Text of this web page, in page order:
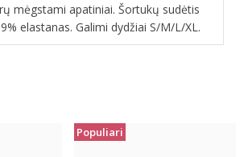
mėgstami apatiniai. Šortukų sudėtis
elastanas. Galimi dydžiai S/M/L/XL.
Populiari